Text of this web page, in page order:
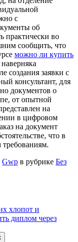
с
об
практически во
сообщить, что
можно ли купить
создания заявки с
консультант, для
документов о
от опытной
на
в цифровом
на документ
что в
требованиям.
Gwp в рубрике Без
хлопот и
диплом через